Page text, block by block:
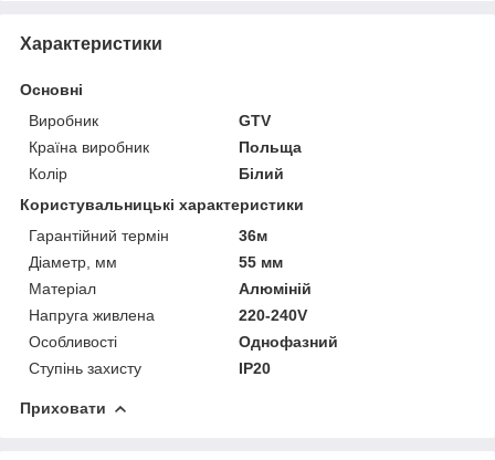
Характеристики
Основні
Виробник
GTV
Країна виробник
Польща
Колір
Білий
Користувальницькі характеристики
Гарантійний термін
36м
Діаметр, мм
55 мм
Матеріал
Алюміній
Напруга живлена
220-240V
Особливості
Однофазний
Ступінь захисту
IP20
Приховати